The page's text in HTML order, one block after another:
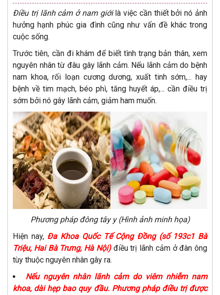
Điều trị lãnh cảm ở nam giới là việc cần thiết bởi nó ảnh
hưởng hạnh phúc gia đình cũng như vấn đề khác trong
cuộc sống.
Trước tiên, cần đi khám để biết tình trạng bản thân, xem
nguyên nhân từ đâu gây lãnh cảm. Nếu lãnh cảm do bệnh
nam khoa, rối loạn cương dương, xuất tinh sớm,... hay
bệnh về tim mạch, béo phì, tăng huyết áp,... cần điều trị
sớm bởi nó gây lãnh cảm, giảm ham muốn.
Phương pháp đông tây y (Hình ảnh minh họa)
Hiện nay,Đa Khoa Quốc Tế Cộng Đồng (số 193c1 Bà
Triệu, Hai Bà Trưng, Hà Nội)điều trị lãnh cảm ở đàn ông
tùy thuộc nguyên nhân gây ra.
Nếu nguyên nhân lãnh cảm do viêm nhiễm nam
khoa, dài hẹp bao quy đầu. Phương pháp điều trị được